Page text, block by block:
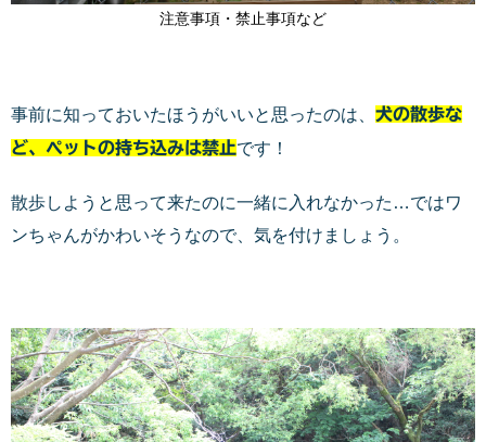
注意事項・禁止事項など
事前に知っておいたほうがいいと思ったのは、 犬の散歩な
ど、ペットの持ち込みは禁止です！
散歩しようと思って来たのに一緒に入れなかった…ではワ
ンちゃんがかわいそうなので、気を付けましょう。